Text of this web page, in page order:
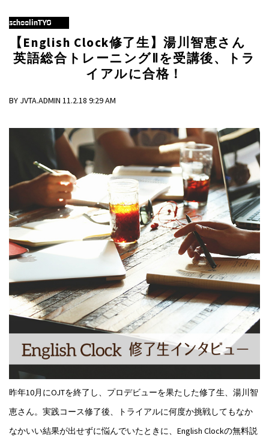
schoolinTYO
【English Clock修了生】湯川智恵さん
英語総合トレーニングⅡを受講後、トラ
イアルに合格！
BY JVTA.ADMIN 11.2.18 9:29 AM
昨年10月にOJTを終了し、プロデビューを果たした修了生、湯川智
恵さん。実践コース修了後、トライアルに何度か挑戦してもなか
なかいい結果が出せずに悩んでいたときに、English Clockの無料説